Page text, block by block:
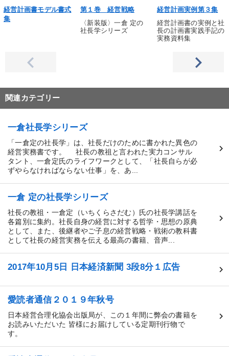
経営計画書モデル書式
集
第１巻 経営戦略
〈新装版〉一倉 定の
社長学シリーズ
経営計画実例第３集
経営計画書の実例と社
長の計画書実践手記の
実務資料集
関連カテゴリー
一倉社長学シリーズ
「一倉定の社長学」は、社長だけのために書かれた異色の
経営実務書です。 社長の教祖と言われた実力コンサル
タント、一倉定氏のライフワークとして、「社長自らが必
ずやらなければならない仕事」を、あ...
一倉 定の社長学シリーズ
社長の教祖・一倉定（いちくらさだむ）氏の社長学講話を
各篇別に集約。社長自身の経営に対する哲学・思想の原典
として、また、後継者やご子息の経営戦略・戦術の教科書
として社長の経営実務を伝える最高の書籍、音声...
2017年10月5日 日本経済新聞 3段8分１広告
愛読者通信２０１９年秋号
日本経営合理化協会出版局が、この１年間に弊会の書籍を
お読みいただいた 皆様にお届けしている定期刊行物で
す。